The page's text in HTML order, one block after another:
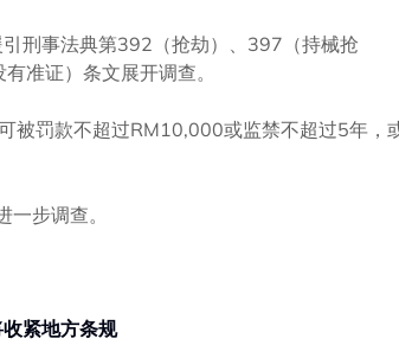
刑事法典第392（抢劫）、397（持械抢
准证）条文展开调查。
被罚款不超过RM10,000或监禁不超过5年，
步调查。
紧地方条规